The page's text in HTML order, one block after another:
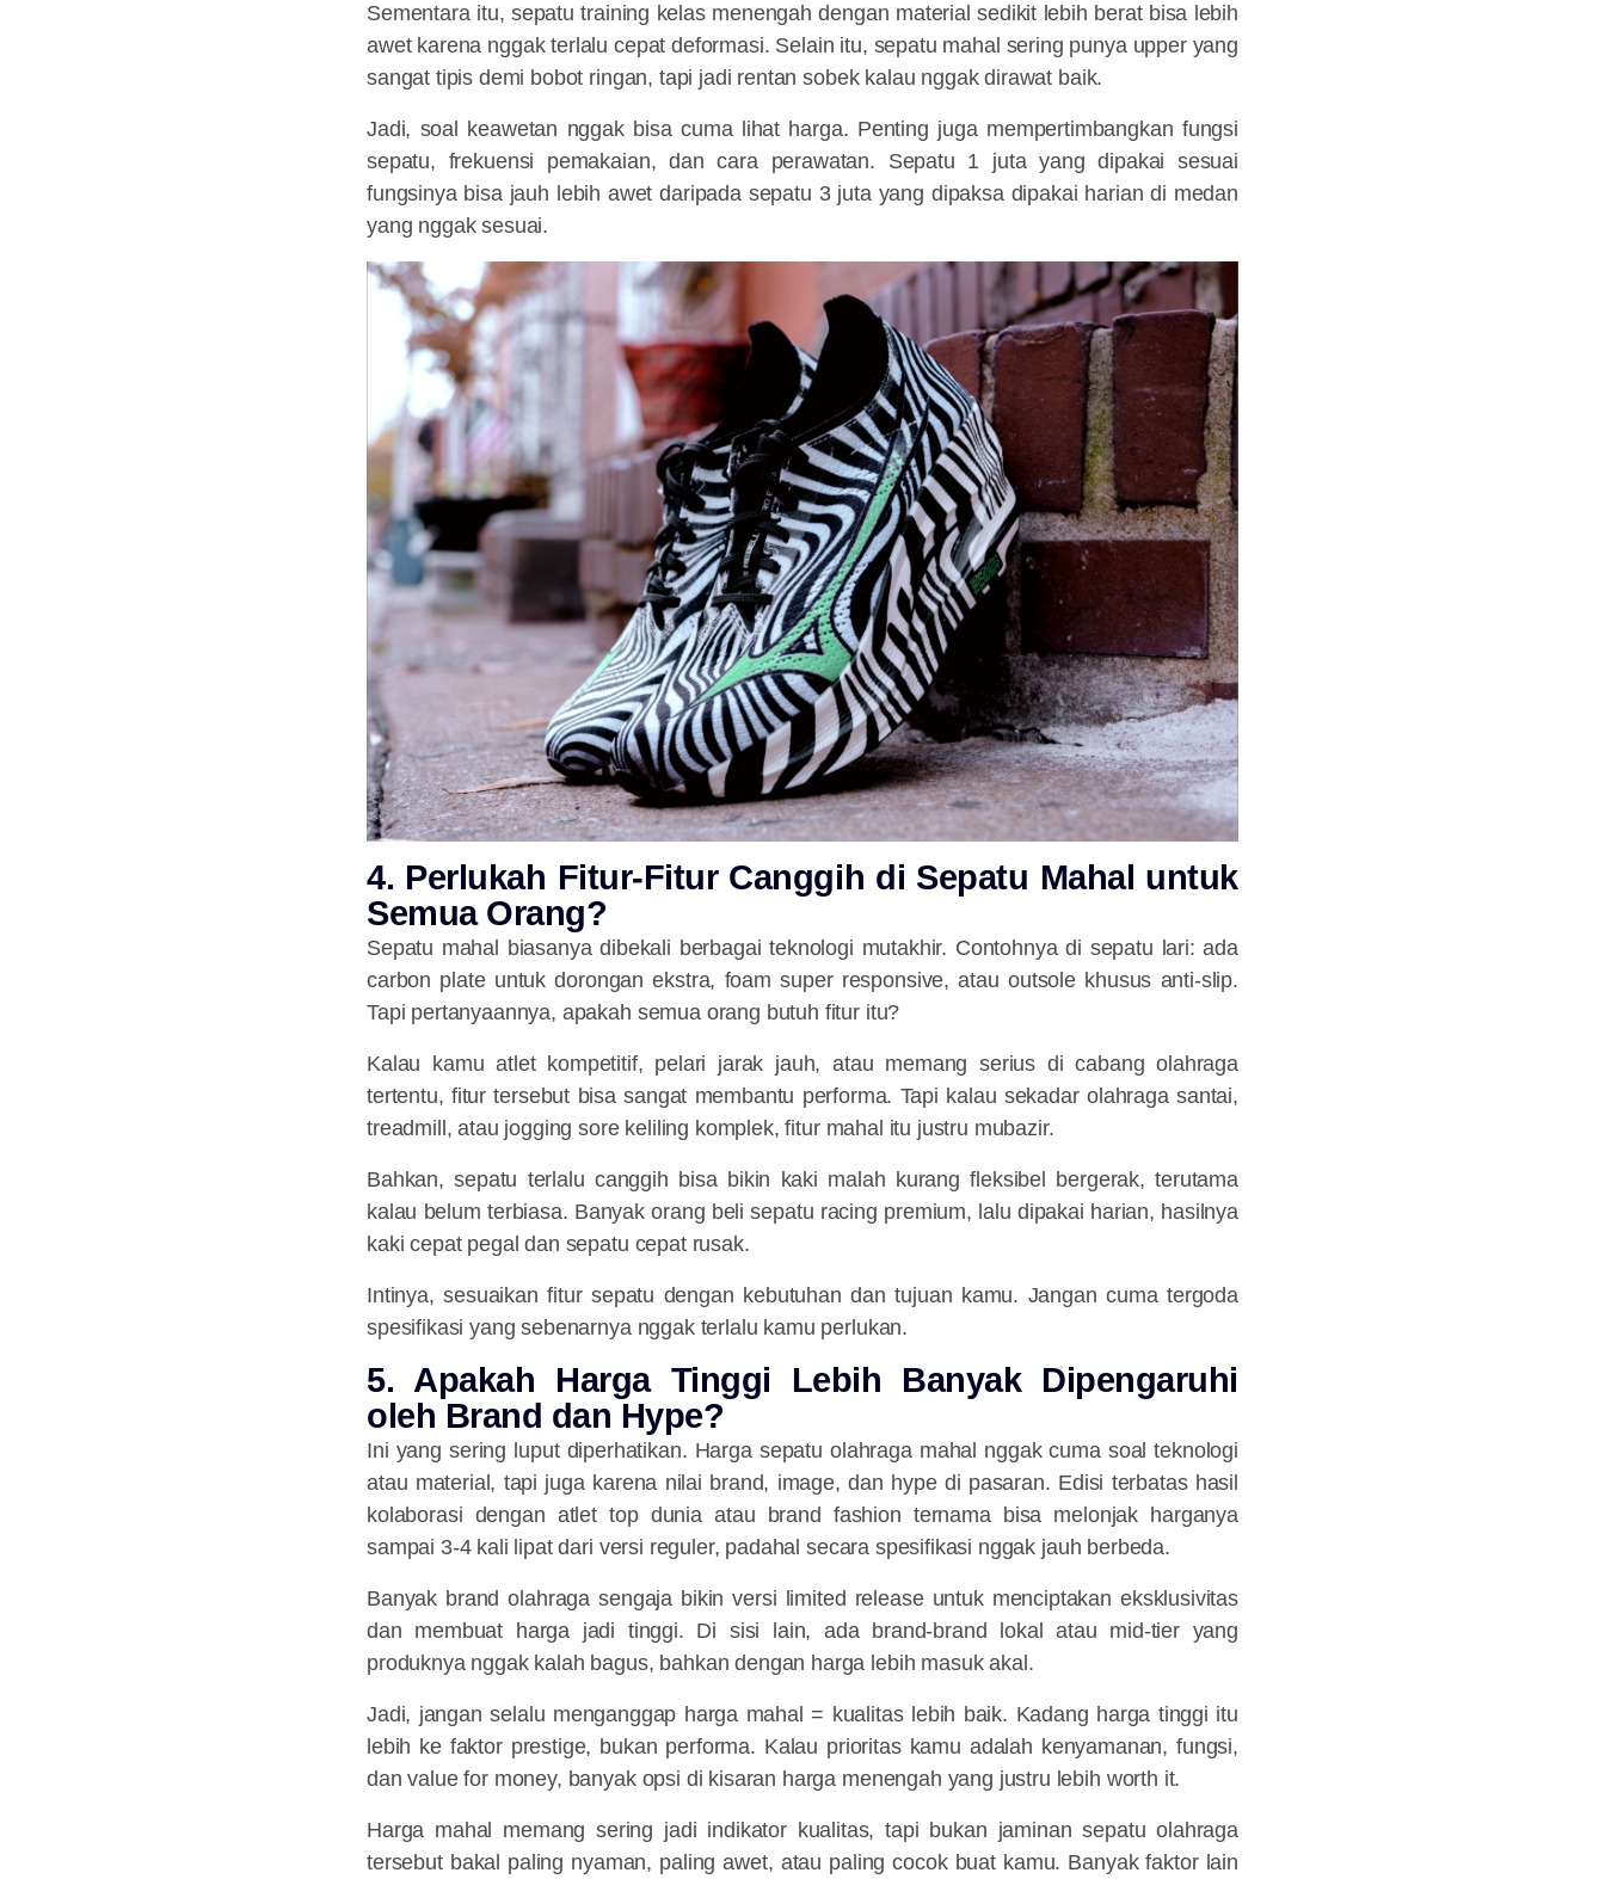
Sementara itu, sepatu training kelas menengah dengan material sedikit lebih berat bisa lebih
awet karena nggak terlalu cepat deformasi. Selain itu, sepatu mahal sering punya upper yang
sangat tipis demi bobot ringan, tapi jadi rentan sobek kalau nggak dirawat baik.
Jadi, soal keawetan nggak bisa cuma lihat harga. Penting juga mempertimbangkan fungsi
sepatu, frekuensi pemakaian, dan cara perawatan. Sepatu 1 juta yang dipakai sesuai
fungsinya bisa jauh lebih awet daripada sepatu 3 juta yang dipaksa dipakai harian di medan
yang nggak sesuai.
4. Perlukah Fitur-Fitur Canggih di Sepatu Mahal untuk
Semua Orang?
Sepatu mahal biasanya dibekali berbagai teknologi mutakhir. Contohnya di sepatu lari: ada
carbon plate untuk dorongan ekstra, foam super responsive, atau outsole khusus anti-slip.
Tapi pertanyaannya, apakah semua orang butuh fitur itu?
Kalau kamu atlet kompetitif, pelari jarak jauh, atau memang serius di cabang olahraga
tertentu, fitur tersebut bisa sangat membantu performa. Tapi kalau sekadar olahraga santai,
treadmill, atau jogging sore keliling komplek, fitur mahal itu justru mubazir.
Bahkan, sepatu terlalu canggih bisa bikin kaki malah kurang fleksibel bergerak, terutama
kalau belum terbiasa. Banyak orang beli sepatu racing premium, lalu dipakai harian, hasilnya
kaki cepat pegal dan sepatu cepat rusak.
Intinya, sesuaikan fitur sepatu dengan kebutuhan dan tujuan kamu. Jangan cuma tergoda
spesifikasi yang sebenarnya nggak terlalu kamu perlukan.
5. Apakah Harga Tinggi Lebih Banyak Dipengaruhi
oleh Brand dan Hype?
Ini yang sering luput diperhatikan. Harga sepatu olahraga mahal nggak cuma soal teknologi
atau material, tapi juga karena nilai brand, image, dan hype di pasaran. Edisi terbatas hasil
kolaborasi dengan atlet top dunia atau brand fashion ternama bisa melonjak harganya
sampai 3-4 kali lipat dari versi reguler, padahal secara spesifikasi nggak jauh berbeda.
Banyak brand olahraga sengaja bikin versi limited release untuk menciptakan eksklusivitas
dan membuat harga jadi tinggi. Di sisi lain, ada brand-brand lokal atau mid-tier yang
produknya nggak kalah bagus, bahkan dengan harga lebih masuk akal.
Jadi, jangan selalu menganggap harga mahal = kualitas lebih baik. Kadang harga tinggi itu
lebih ke faktor prestige, bukan performa. Kalau prioritas kamu adalah kenyamanan, fungsi,
dan value for money, banyak opsi di kisaran harga menengah yang justru lebih worth it.
Harga mahal memang sering jadi indikator kualitas, tapi bukan jaminan sepatu olahraga
tersebut bakal paling nyaman, paling awet, atau paling cocok buat kamu. Banyak faktor lain